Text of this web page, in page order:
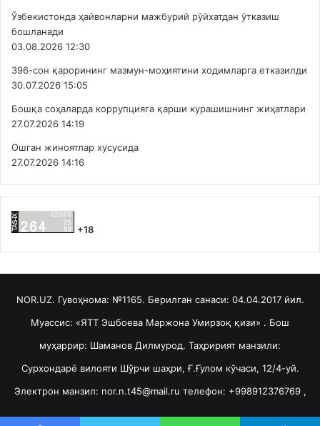
Ўзбекистонда ҳайвонларни мажбурий рўйхатдан ўтказиш
бошланади
03.08.2026 12:30
396-сон қарорининг мазмун-моҳиятини ходимларга етказилди
30.07.2026 15:05
Бошқа соҳаларда коррупцияга қарши курашишнинг жиҳатлари
27.07.2026 14:19
Ошган жиноятлар хусусида
27.07.2026 14:16
+18
NOR.UZ. Гувоҳнома: №1165. Берилган санаси: 04.04.2017 йил.
Муассис: «ЯТТ Эшбоева Маржона Умирзоқ қизи» . Бош
муҳаррир: Шаманов Дилмурод. Таҳририят манзили:
Сурхондарё вилояти Шўрчи шаҳри, Ғ.Ғулом кўчаси, 12/4-уй.
Электрон манзил: nor.n.t45@mail.ru телефон: +998912376769 ,